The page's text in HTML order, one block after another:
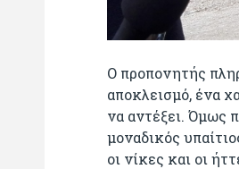
Ο προπονητής
αποκλεισμό, ένα
να αντέξει. Όμως
μοναδικός
οι νίκες και οι